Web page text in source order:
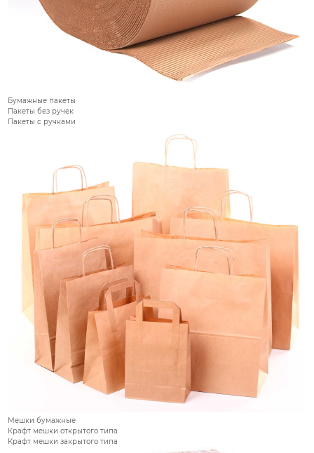
Бумажные пакеты
Пакеты без ручек
Пакеты с ручками
Мешки бумажные
Крафт мешки открытого типа
Крафт мешки закрытого типа